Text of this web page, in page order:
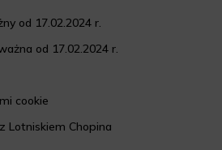
od 17.02.2024 r.
od 17.02.2024 r.
cookie
Lotniskiem Chopina